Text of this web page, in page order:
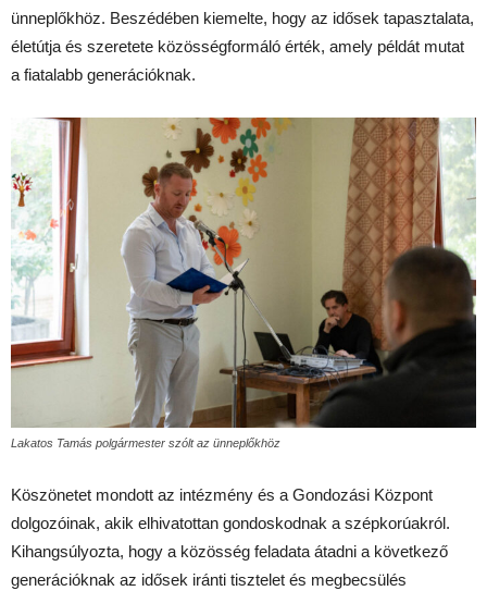
ünneplőkhöz. Beszédében kiemelte, hogy az idősek tapasztalata,
életútja és szeretete közösségformáló érték, amely példát mutat
a fiatalabb generációknak.
Lakatos Tamás polgármester szólt az ünneplőkhöz
Köszönetet mondott az intézmény és a Gondozási Központ
dolgozóinak, akik elhivatottan gondoskodnak a szépkorúakról.
Kihangsúlyozta, hogy a közösség feladata átadni a következő
generációknak az idősek iránti tisztelet és megbecsülés